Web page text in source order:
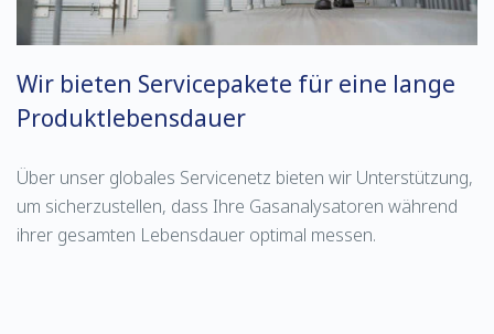
Wir bieten Servicepakete für eine lange
Produktlebensdauer
Über unser globales Servicenetz bieten wir Unterstützung,
um sicherzustellen, dass Ihre Gasanalysatoren während
ihrer gesamten Lebensdauer optimal messen.